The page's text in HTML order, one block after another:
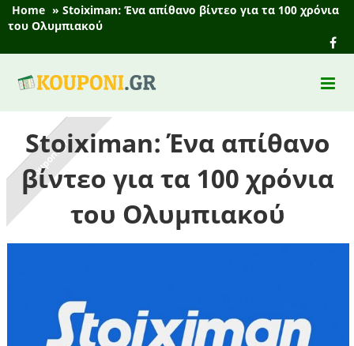
Home » Stoiximan: Ένα απίθανο βίντεο για τα 100 χρόνια
του Ολυμπιακού
Stoiximan: Ένα απίθανο
βίντεο για τα 100 χρόνια
του Ολυμπιακού